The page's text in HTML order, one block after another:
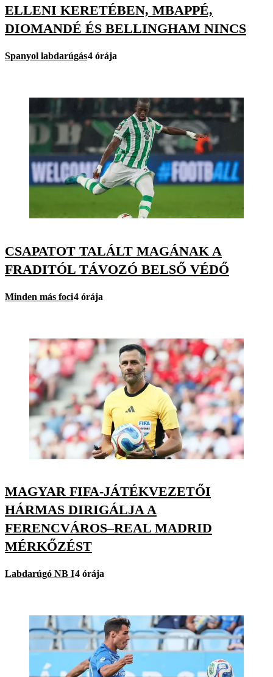
ELLENI KERETÉBEN, MBAPPÉ,
DIOMANDÉ ÉS BELLINGHAM NINCS
Spanyol labdarúgás4 órája
CSAPATOT TALÁLT MAGÁNAK A
FRADITÓL TÁVOZÓ BELSŐ VÉDŐ
Minden más foci4 órája
MAGYAR FIFA-JÁTÉKVEZETŐI
HÁRMAS DIRIGÁLJA A
FERENCVÁROS–REAL MADRID
MÉRKŐZÉST
Labdarúgó NB I4 órája